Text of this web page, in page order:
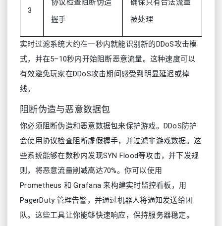
3
协议检查阻断伪造
握手
确保只有合法流量
被处理
实时过滤系统大约在一秒内就能识别新的DDoS攻击模
式，并在5–10秒内开始阻断恶意流量。这种速度可以
有效避免玩家在DDoS攻击期间感受到明显延迟或掉
线。
阻断伪造与恶意数据包
你必须阻断伪造和恶意数据包来保护游戏。DDoS防护
会使用协议检查阻断虚假握手，并过滤非游戏数据。这
些系统能够在数秒内发现SYN Flood等攻击，并下发规
则，将恶意流量削减高达70%。你可以使用
Prometheus 和 Grafana 来构建实时监控看板，用
PagerDuty 管理告警，并通过机器人将通知发送给团
队。这些工具让你能够快速响应，保持服务器稳定。